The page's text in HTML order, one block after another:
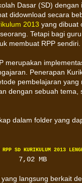
Dasar (SD)
didownload secara
2013 yang dibuat
Tetapi bagi
membuat RPP sendiri.
merupakan
Penerapan
pembelajaran
dengan sebuah tema,
dalam folder yang
RPP SD KURIKULUM 2013
7,02 MB
langsung berkait